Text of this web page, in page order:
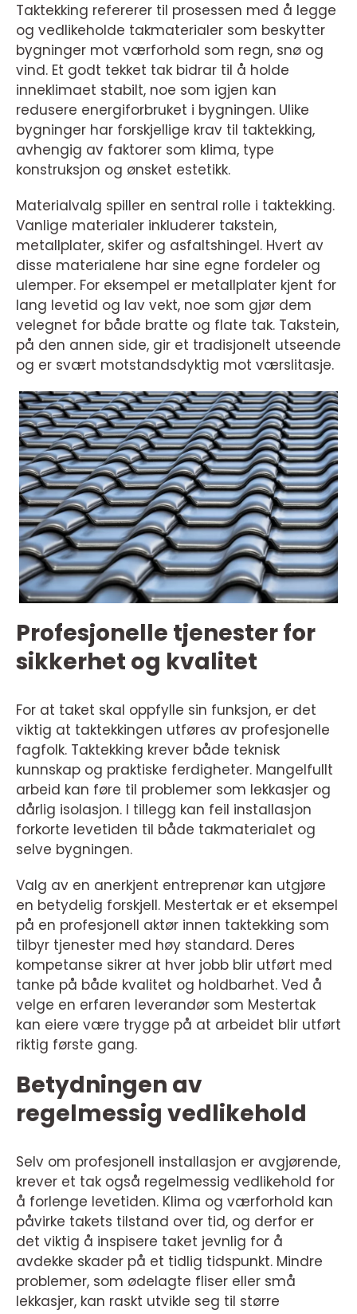
Taktekking refererer til prosessen med å legge
og vedlikeholde takmaterialer som beskytter
bygninger mot værforhold som regn, snø og
vind. Et godt tekket tak bidrar til å holde
inneklimaet stabilt, noe som igjen kan
redusere energiforbruket i bygningen. Ulike
bygninger har forskjellige krav til taktekking,
avhengig av faktorer som klima, type
konstruksjon og ønsket estetikk.
Materialvalg spiller en sentral rolle i taktekking.
Vanlige materialer inkluderer takstein,
metallplater, skifer og asfaltshingel. Hvert av
disse materialene har sine egne fordeler og
ulemper. For eksempel er metallplater kjent for
lang levetid og lav vekt, noe som gjør dem
velegnet for både bratte og flate tak. Takstein,
på den annen side, gir et tradisjonelt utseende
og er svært motstandsdyktig mot værslitasje.
Profesjonelle tjenester for
sikkerhet og kvalitet
For at taket skal oppfylle sin funksjon, er det
viktig at taktekkingen utføres av profesjonelle
fagfolk. Taktekking krever både teknisk
kunnskap og praktiske ferdigheter. Mangelfullt
arbeid kan føre til problemer som lekkasjer og
dårlig isolasjon. I tillegg kan feil installasjon
forkorte levetiden til både takmaterialet og
selve bygningen.
Valg av en anerkjent entreprenør kan utgjøre
en betydelig forskjell. Mestertak er et eksempel
på en profesjonell aktør innen taktekking som
tilbyr tjenester med høy standard. Deres
kompetanse sikrer at hver jobb blir utført med
tanke på både kvalitet og holdbarhet. Ved å
velge en erfaren leverandør som Mestertak
kan eiere være trygge på at arbeidet blir utført
riktig første gang.
Betydningen av
regelmessig vedlikehold
Selv om profesjonell installasjon er avgjørende,
krever et tak også regelmessig vedlikehold for
å forlenge levetiden. Klima og værforhold kan
påvirke takets tilstand over tid, og derfor er
det viktig å inspisere taket jevnlig for å
avdekke skader på et tidlig tidspunkt. Mindre
problemer, som ødelagte fliser eller små
lekkasjer, kan raskt utvikle seg til større